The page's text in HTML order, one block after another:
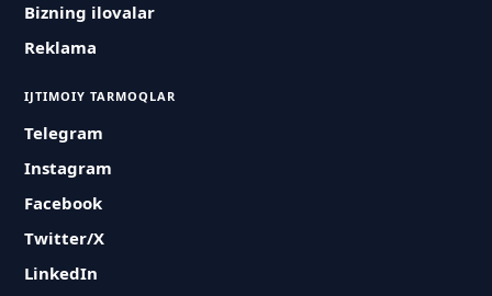
Bizning ilovalar
Reklama
IJTIMOIY TARMOQLAR
Telegram
Instagram
Facebook
Twitter/X
LinkedIn